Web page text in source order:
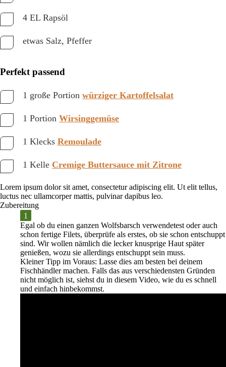
4 EL Rapsöl
etwas Salz, Pfeffer
Perfekt passend
1 große Portion würziger Kartoffelsalat
1 Portion Wirsinggemüse
1 Klecks Remoulade
1 Kelle Cremige Buttersauce mit Zitrone
Lorem ipsum dolor sit amet, consectetur adipiscing elit. Ut elit tellus,
luctus nec ullamcorper mattis, pulvinar dapibus leo.
Zubereitung
Egal ob du einen ganzen Wolfsbarsch verwendetest oder auch
schon fertige Filets, überprüfe als erstes, ob sie schon entschuppt
sind. Wir wollen nämlich die lecker knusprige Haut später
genießen, wozu sie allerdings entschuppt sein muss.
Kleiner Tipp im Voraus: Lasse dies am besten bei deinem
Fischhändler machen. Falls das aus verschiedensten Gründen
nicht möglich ist, siehst du in diesem Video, wie du es schnell
und einfach hinbekommst.